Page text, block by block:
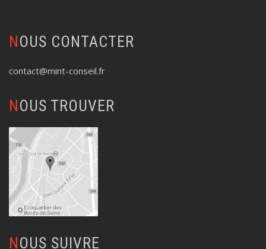
NOUS CONTACTER
contact@mint-conseil.fr
NOUS TROUVER
NOUS SUIVRE